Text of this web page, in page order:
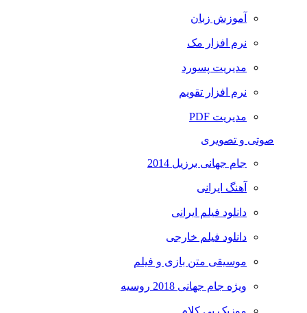
آموزش زبان
نرم افزار مک
مدیریت پسورد
نرم افزار تقویم
مدیریت PDF
صوتی و تصویری
جام جهانی برزیل 2014
آهنگ ایرانی
دانلود فیلم ایرانی
دانلود فیلم خارجی
موسیقی متن بازی و فیلم
ویژه جام جهانی 2018 روسیه
موزیک بی کلام